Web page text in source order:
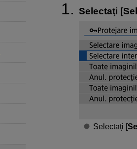
Selectaţi [
Selectaţi [